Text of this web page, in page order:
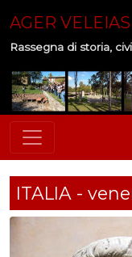
AGER VELEIAS
Rassegna di storia,
ITALIA -